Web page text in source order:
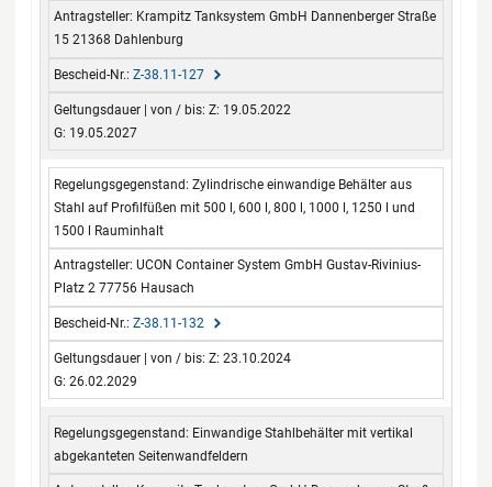
Krampitz Tanksystem GmbH Dannenberger Straße
15 21368 Dahlenburg
Z-38.11-127
Z: 19.05.2022
G: 19.05.2027
Zylindrische einwandige Behälter aus
Stahl auf Profilfüßen mit 500 l, 600 l, 800 l, 1000 l, 1250 l und
1500 l Rauminhalt
UCON Container System GmbH Gustav-Rivinius-
Platz 2 77756 Hausach
Z-38.11-132
Z: 23.10.2024
G: 26.02.2029
Einwandige Stahlbehälter mit vertikal
abgekanteten Seitenwandfeldern